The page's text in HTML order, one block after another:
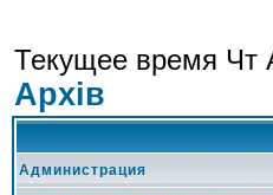
Текущее время Чт
Архів
Администрация